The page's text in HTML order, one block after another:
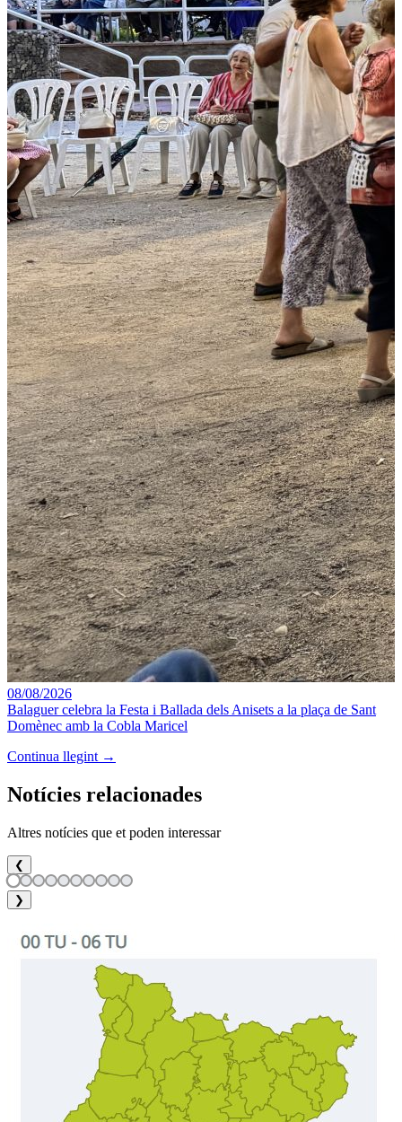
08/08/2026
Balaguer celebra la Festa i Ballada dels Anisets a la plaça de Sant
Domènec amb la Cobla Maricel
Continua llegint →
Notícies relacionades
Altres notícies que et poden interessar
❮
❯